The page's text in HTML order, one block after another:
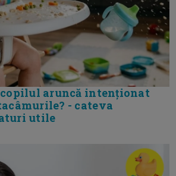
copilul aruncă intenționat
- cateva
utile